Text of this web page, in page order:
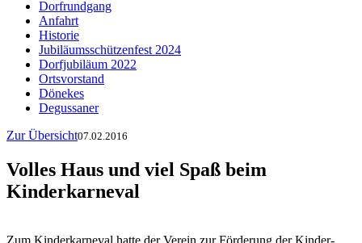
Dorfrundgang
Anfahrt
Historie
Jubiläumsschützenfest 2024
Dorfjubiläum 2022
Ortsvorstand
Dönekes
Degussaner
Zur Übersicht07.02.2016
Volles Haus und viel Spaß beim
Kinderkarneval
Zum Kinderkarneval hatte der Verein zur Förderung der Kinder-